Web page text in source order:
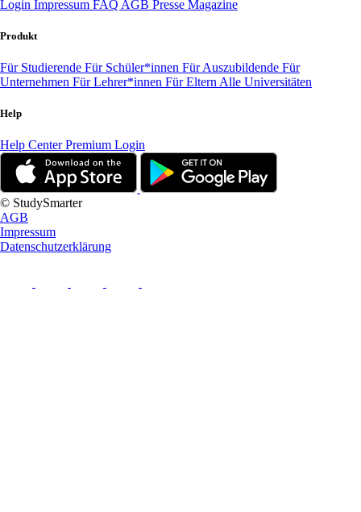
Login Impressum FAQ AGB Presse Magazine
Produkt
Für Studierende Für Schüler*innen Für Auszubildende Für
Unternehmen Für Lehrer*innen Für Eltern Alle Universitäten
Help
Help CenterPremium Login
© StudySmarter
AGB
Impressum
Datenschutzerklärung